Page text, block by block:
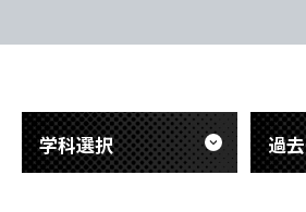
研修」の真っ最中です。 この2週間で
心肺
学科選択 過
東海医
専門学校
東海医
専門学校
東海医
専門学校
東海医
専門学校